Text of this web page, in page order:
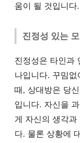
움이 될 것입니다.
진정성 있는
진정성은 타인과
나입니다. 꾸밈
때, 상대방은 당
입니다. 자신을
게 자신의 생각과
다. 물론 상황에